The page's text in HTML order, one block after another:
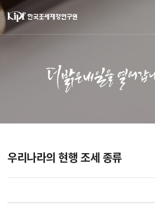
우리나라의 현행 조세 종류